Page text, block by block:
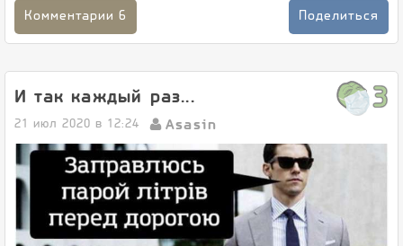
Комментарии 6 Поделиться
И так каждый раз... 3
21 июл 2020 в 12:24 Asasin